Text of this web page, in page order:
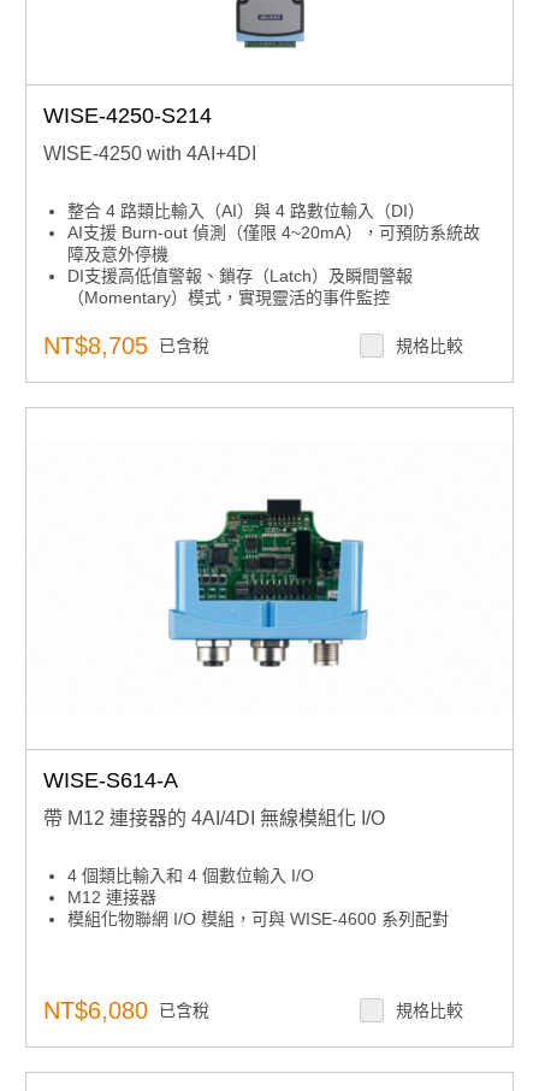
WISE-4250-S214
WISE-4250 with 4AI+4DI
整合 4 路類比輸入（AI）與 4 路數位輸入（DI）
AI支援 Burn-out 偵測（僅限 4~20mA），可預防系統故
障及意外停機
DI支援高低值警報、鎖存（Latch）及瞬間警報
（Momentary）模式，實現靈活的事件監控
位）
符合 IEEE 802.11ac（2.4GHz/5GHz）雙頻 Wi-Fi 標準，
提供穩定且高速的無線通訊
搭載 WPA3/TLS 1.3 加密與 X.509 憑證認證，確保資料
NT$8,705 已含稅 規格比較
WISE-S614-A
帶 M12 連接器的 4AI/4DI 無線模組化 I/O
4 個類比輸入和 4 個數位輸入 I/O
M12 連接器
模組化物聯網 I/O 模組，可與 WISE-4600 系列配對
NT$6,080 已含稅 規格比較